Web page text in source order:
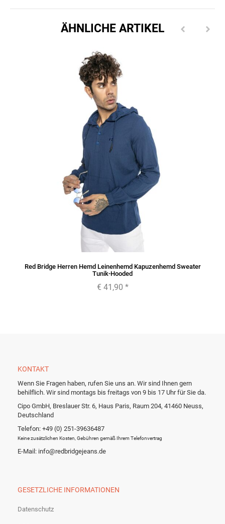
ÄHNLICHE ARTIKEL
Red Bridge Herren Hemd Leinenhemd Kapuzenhemd Sweater
Tunik-Hooded
€ 41,90 *
KONTAKT
Wenn Sie Fragen haben, rufen Sie uns an. Wir sind Ihnen gern
behilflich. Wir sind montags bis freitags von 9 bis 17 Uhr für Sie da.
Cipo GmbH, Breslauer Str. 6, Haus Paris, Raum 204, 41460 Neuss,
Deutschland
Telefon: +49 (0) 251-39636487
Keine zusätzlichen Kosten, Gebühren gemäß Ihrem Telefonvertrag
E-Mail: info@redbridgejeans.de
GESETZLICHE INFORMATIONEN
Datenschutz